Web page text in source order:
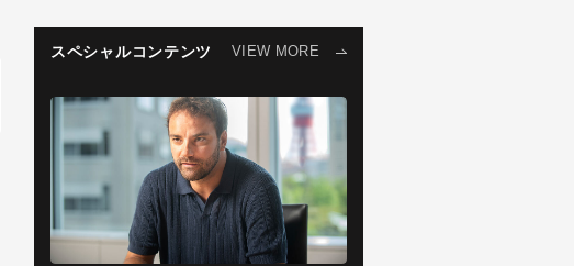
スペシャルコンテンツ VIEW MORE